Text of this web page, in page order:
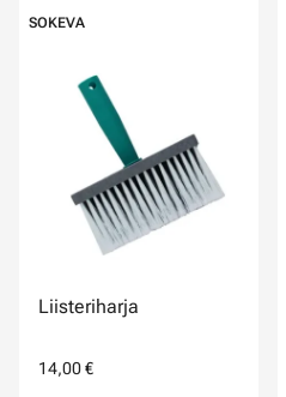
SOKEVA
Liisteriharja
14,00 €